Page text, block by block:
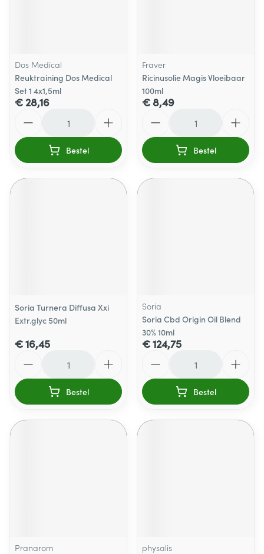
Dos Medical
Reuktraining Dos Medical
Set 1 4x1,5ml
€ 28,16
Bestel
Fraver
Ricinusolie Magis Vloeibaar
100ml
€ 8,49
Bestel
Soria Turnera Diffusa Xxi
Extr.glyc 50ml
€ 16,45
Bestel
Soria
Soria Cbd Origin Oil Blend
30% 10ml
€ 124,75
Bestel
Pranarom
physalis